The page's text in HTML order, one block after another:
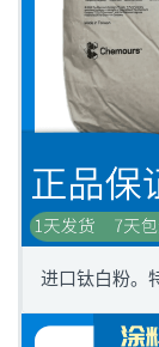
进口钛白粉。